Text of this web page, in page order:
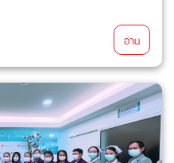
อ่าน